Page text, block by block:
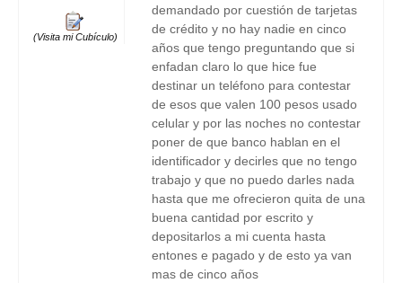
(Visita mi Cubículo)
demandado por cuestión de tarjetas
de crédito y no hay nadie en cinco
años que tengo preguntando que si
enfadan claro lo que hice fue
destinar un teléfono para contestar
de esos que valen 100 pesos usado
celular y por las noches no contestar
poner de que banco hablan en el
identificador y decirles que no tengo
trabajo y que no puedo darles nada
hasta que me ofrecieron quita de una
buena cantidad por escrito y
depositarlos a mi cuenta hasta
entones e pagado y de esto ya van
mas de cinco años